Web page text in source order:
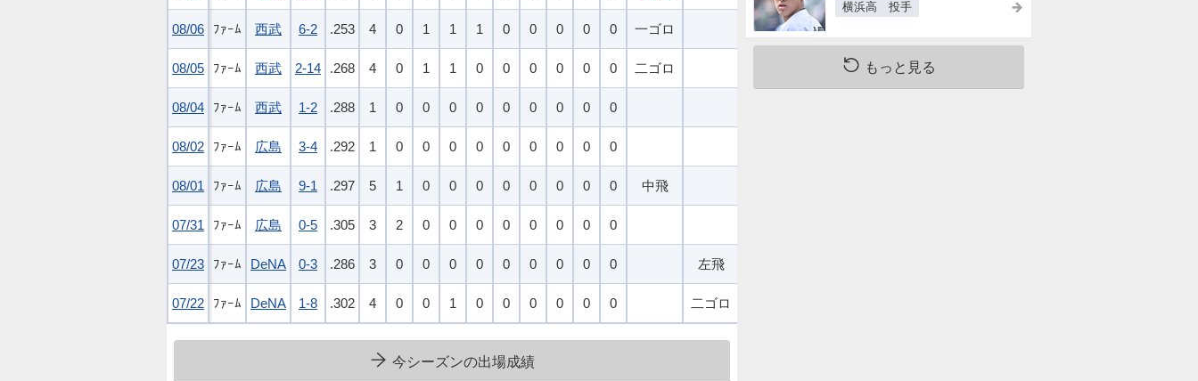
08/06
08/05
08/04
08/02
08/01
07/31
07/23
07/22
08/06 ﾌｧｰﾑ 西武 6-2 .253 4 0 1 1 1 0 0 0 0 0 一ゴロ 死球
08/05 ﾌｧｰﾑ 西武 2-14 .268 4 0 1 1 0 0 0 0 0 0 二ゴロ 一ゴロ
08/04 ﾌｧｰﾑ 西武 1-2 .288 1 0 0 0 0 0 0 0 0 0
08/02 ﾌｧｰﾑ 広島 3-4 .292 1 0 0 0 0 0 0 0 0 0
08/01 ﾌｧｰﾑ 広島 9-1 .297 5 1 0 0 0 0 0 0 0 0 中飛
07/31 ﾌｧｰﾑ 広島 0-5 .305 3 2 0 0 0 0 0 0 0 0
07/23 ﾌｧｰﾑ DeNA 0-3 .286 3 0 0 0 0 0 0 0 0 0 左飛
07/22 ﾌｧｰﾑ DeNA 1-8 .302 4 0 0 1 0 0 0 0 0 0 二ゴロ
今シーズンの出場成績
横浜高 投手
もっと見る